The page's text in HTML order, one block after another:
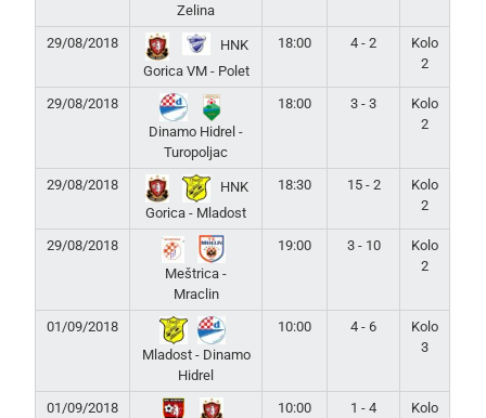
Zelina
29/08/2018
HNK
Gorica VM - Polet
18:00 4 - 2
Kolo
2
29/08/2018
Dinamo Hidrel -
Turopoljac
18:00 3 - 3
Kolo
2
29/08/2018
HNK
Gorica - Mladost
18:30 15 - 2
Kolo
2
29/08/2018
Meštrica -
Mraclin
19:00 3 - 10
Kolo
2
01/09/2018
Mladost - Dinamo
Hidrel
10:00 4 - 6
Kolo
3
01/09/2018
10:00 1 - 4
Kolo